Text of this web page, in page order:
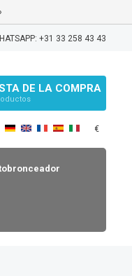
+31 33 258 43 43
DE LA COMPRA
€